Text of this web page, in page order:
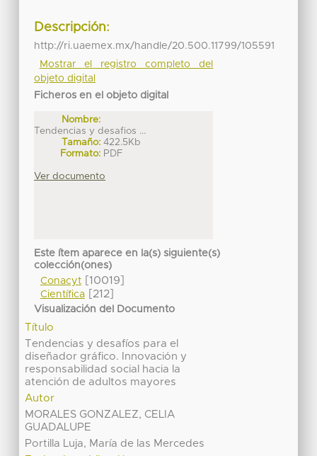
Descripción:
http://ri.uaemex.mx/handle/20.500.11799/105591
Mostrar el registro completo del
objeto digital
Ficheros en el objeto digital
Nombre:
Tendencias y desafios ...
Tamaño: 422.5Kb
Formato: PDF
Ver documento
Este ítem aparece en la(s) siguiente(s)
colección(ones)
Conacyt[10019]
Científica[212]
Visualización del Documento
Título
Tendencias y desafíos para el
diseñador gráfico. Innovación y
responsabilidad social hacia la
atención de adultos mayores
Autor
MORALES GONZALEZ, CELIA
GUADALUPE
Portilla Luja, María de las Mercedes